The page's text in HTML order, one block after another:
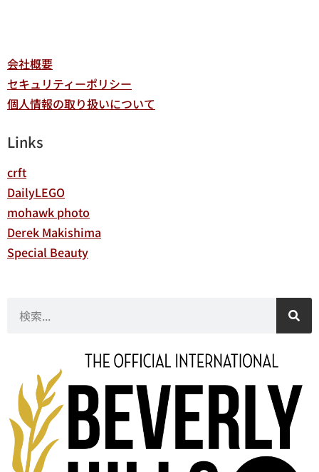
会社概要
セキュリティーポリシー
個人情報の取り扱いについて
Links
crft
DailyLEGO
mohawk photo
Derek Makishima
Special Beauty